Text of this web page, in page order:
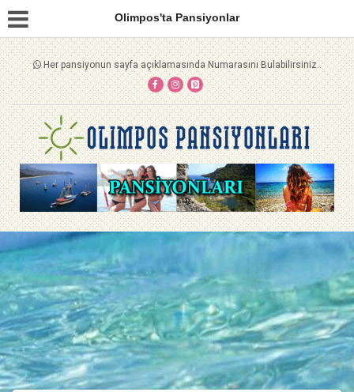
Olimpos'ta Pansiyonlar
Her pansiyonun sayfa açıklamasında Numarasını Bulabilirsiniz..